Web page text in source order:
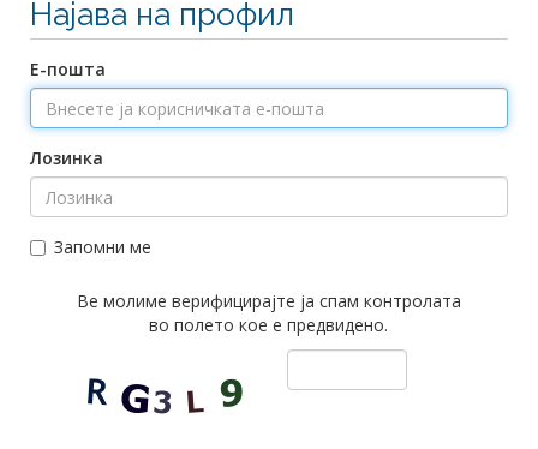
Најава на профил
Е-пошта
Лозинка
Запомни ме
Ве молиме верифицирајте ја спам контролата
во полето кое е предвидено.